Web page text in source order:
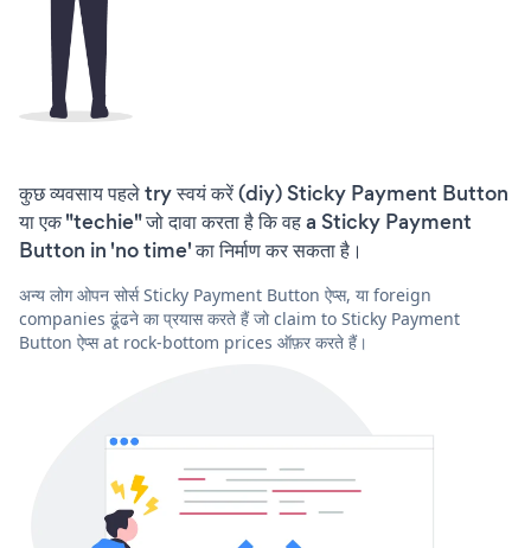
कुछ व्यवसाय पहले try स्वयं करें (diy) Sticky Payment Button
या एक "techie" जो दावा करता है कि वह a Sticky Payment
Button in 'no time' का निर्माण कर सकता है।
अन्य लोग ओपन सोर्स Sticky Payment Button ऐप्स, या foreign
companies ढूंढने का प्रयास करते हैं जो claim to Sticky Payment
Button ऐप्स at rock-bottom prices ऑफ़र करते हैं।